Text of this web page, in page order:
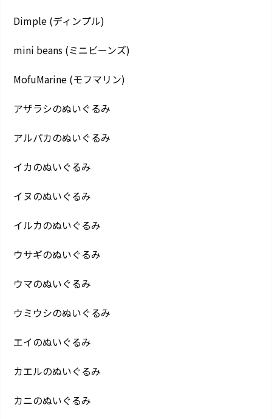
Dimple (ディンプル)
mini beans (ミニビーンズ)
MofuMarine (モフマリン)
アザラシのぬいぐるみ
アルパカのぬいぐるみ
イカのぬいぐるみ
イヌのぬいぐるみ
イルカのぬいぐるみ
ウサギのぬいぐるみ
ウマのぬいぐるみ
ウミウシのぬいぐるみ
エイのぬいぐるみ
カエルのぬいぐるみ
カニのぬいぐるみ